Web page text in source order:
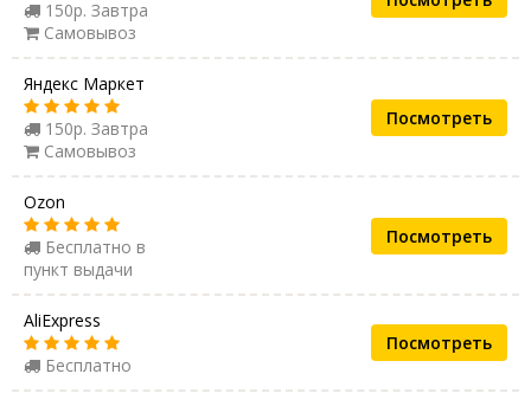
150р. Завтра
Самовывоз
Яндекс Маркет
150р. Завтра
Самовывоз
Посмотреть
Ozon
Бесплатно в
пункт выдачи
Посмотреть
AliExpress
Бесплатно
Посмотреть